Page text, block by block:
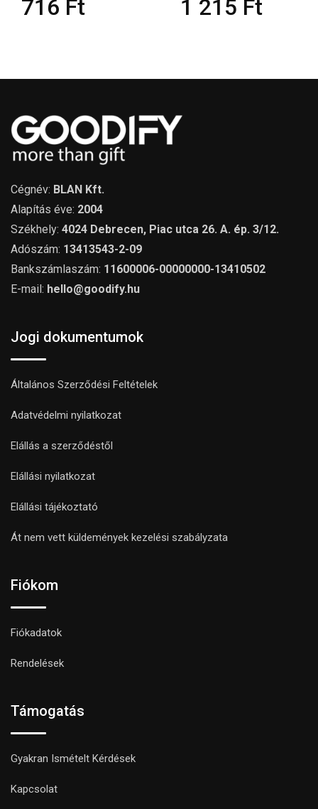
716 Ft 1 215 Ft
Cégnév: BLAN Kft.
Alapítás éve: 2004
Székhely: 4024 Debrecen, Piac utca 26. A. ép. 3/12.
Adószám: 13413543-2-09
Bankszámlaszám: 11600006-00000000-13410502
E-mail: hello@goodify.hu
Jogi dokumentumok
Általános Szerződési Feltételek
Adatvédelmi nyilatkozat
Elállás a szerződéstől
Elállási nyilatkozat
Elállási tájékoztató
Át nem vett küldemények kezelési szabályzata
Fiókom
Fiókadatok
Rendelések
Támogatás
Gyakran Ismételt Kérdések
Kapcsolat